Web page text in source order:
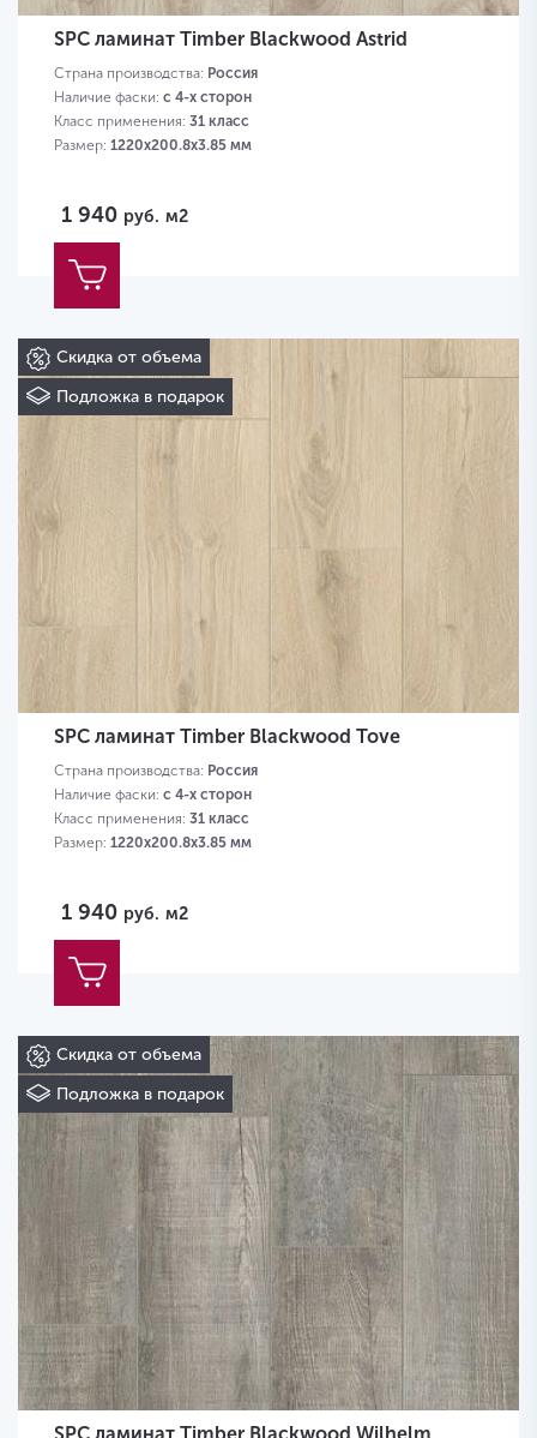
SPC ламинат Timber Blackwood Astrid
Страна производства: Россия
Наличие фаски: с 4-х сторон
Класс применения: 31 класс
Размер: 1220х200.8х3.85 мм
1 940 руб. м2
Скидка от объема
Подложка в подарок
SPC ламинат Timber Blackwood Tove
Страна производства: Россия
Наличие фаски: с 4-х сторон
Класс применения: 31 класс
Размер: 1220х200.8х3.85 мм
1 940 руб. м2
Скидка от объема
Подложка в подарок